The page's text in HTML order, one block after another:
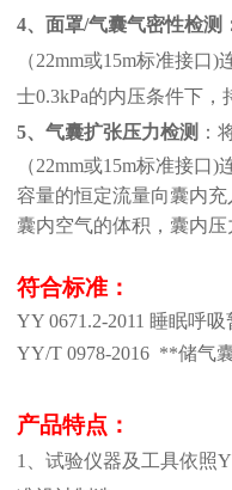
4、 面罩/气囊气密性检测
（22mm或15m标准接口)
士0.3kPa的内压条件下，
5、 气囊扩张压力检测 ：
（22mm或15m标准接口)
容量的恒定流量向囊内
囊内空气的体积，囊内压
符合标准：
YY 0671.2-2011 睡眠呼
YY/T 0978-2016 **储气
产品特点：
1、 试验仪器及工具依照